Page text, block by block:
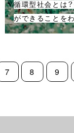
循環型社会とは
ができることを
7 8 9